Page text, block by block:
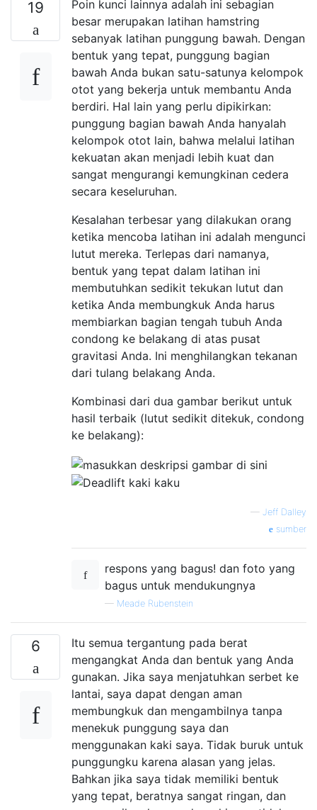
19
Poin kunci lainnya adalah ini sebagian
besar merupakan latihan hamstring
sebanyak latihan punggung bawah. Dengan
bentuk yang tepat, punggung bagian
bawah Anda bukan satu-satunya kelompok
otot yang bekerja untuk membantu Anda
berdiri. Hal lain yang perlu dipikirkan:
punggung bagian bawah Anda hanyalah
kelompok otot lain, bahwa melalui latihan
kekuatan akan menjadi lebih kuat dan
sangat mengurangi kemungkinan cedera
secara keseluruhan.
Kesalahan terbesar yang dilakukan orang
ketika mencoba latihan ini adalah mengunci
lutut mereka. Terlepas dari namanya,
bentuk yang tepat dalam latihan ini
membutuhkan sedikit tekukan lutut dan
ketika Anda membungkuk Anda harus
membiarkan bagian tengah tubuh Anda
condong ke belakang di atas pusat
gravitasi Anda. Ini menghilangkan tekanan
dari tulang belakang Anda.
Kombinasi dari dua gambar berikut untuk
hasil terbaik (lutut sedikit ditekuk, condong
ke belakang):
— Jeff Dalley
sumber
respons yang bagus! dan foto yang
bagus untuk mendukungnya
— Meade Rubenstein
6
Itu semua tergantung pada berat
mengangkat Anda dan bentuk yang Anda
gunakan. Jika saya menjatuhkan serbet ke
lantai, saya dapat dengan aman
membungkuk dan mengambilnya tanpa
menekuk punggung saya dan
menggunakan kaki saya. Tidak buruk untuk
punggungku karena alasan yang jelas.
Bahkan jika saya tidak memiliki bentuk
yang tepat, beratnya sangat ringan, dan